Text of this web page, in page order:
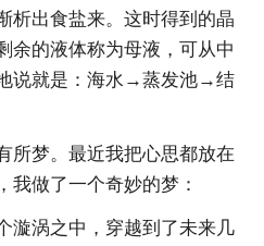
析出食盐来。这时得到的晶
余的液体称为母液，可从中
说就是：海水→蒸发池→结
所梦。最近我把心思都放在
我做了一个奇妙的梦：
漩涡之中，穿越到了未来几